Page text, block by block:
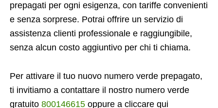
prepagati per ogni esigenza, con tariffe convenienti
e senza sorprese. Potrai offrire un servizio di
assistenza clienti professionale e raggiungibile,
senza alcun costo aggiuntivo per chi ti chiama.
Per attivare il tuo nuovo numero verde prepagato,
ti invitiamo a contattare il nostro numero verde
gratuito 800146615 oppure a cliccare qui